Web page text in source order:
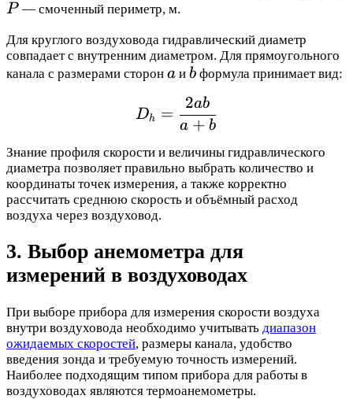
P— смоченный периметр, м.
Для круглого воздуховода гидравлический диаметр
совпадает с внутренним диаметром. Для прямоугольного
канала с размерами сторон a
a и b
b формула принимает вид:
D_h = \frac{2ab}{a +
Dh =
a + b
2ab
Знание профиля скорости и величины гидравлического
диаметра позволяет правильно выбрать количество и
координаты точек измерения, а также корректно
рассчитать среднюю скорость и объёмный расход
воздуха через воздуховод.
3. Выбор анемометра для
измерений в воздуховодах
При выборе прибора для измерения скорости воздуха
внутри воздуховода необходимо учитывать диапазон
ожидаемых скоростей, размеры канала, удобство
введения зонда и требуемую точность измерений.
Наиболее подходящим типом прибора для работы в
воздуховодах являются термоанемометры.